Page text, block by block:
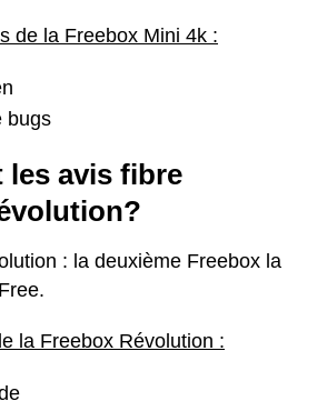
de la Freebox Mini 4k :
bugs
les avis fibre
: la deuxième Freebox la
la Freebox Révolution :